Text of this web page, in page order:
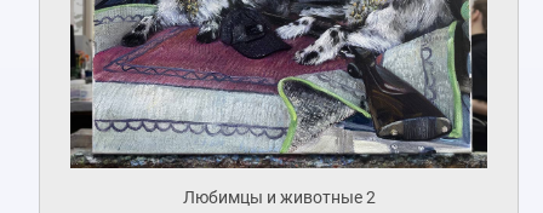
Любимцы и животные 2